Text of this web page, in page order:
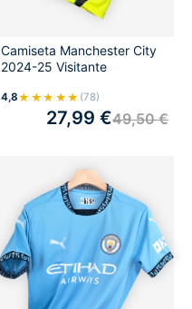
Camiseta Manchester City
2024-25 Visitante
4,8★★★★★ (78)
49,50€
27,99 €